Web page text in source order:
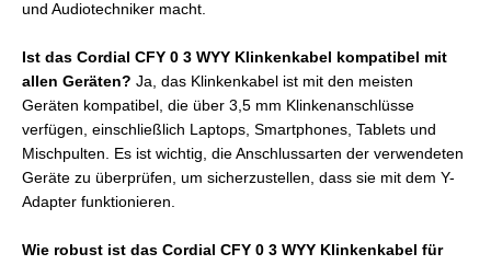
und Audiotechniker macht.
Ist das Cordial CFY 0 3 WYY Klinkenkabel kompatibel mit
allen Geräten? Ja, das Klinkenkabel ist mit den meisten
Geräten kompatibel, die über 3,5 mm Klinkenanschlüsse
verfügen, einschließlich Laptops, Smartphones, Tablets und
Mischpulten. Es ist wichtig, die Anschlussarten der verwendeten
Geräte zu überprüfen, um sicherzustellen, dass sie mit dem Y-
Adapter funktionieren.
Wie robust ist das Cordial CFY 0 3 WYY Klinkenkabel für